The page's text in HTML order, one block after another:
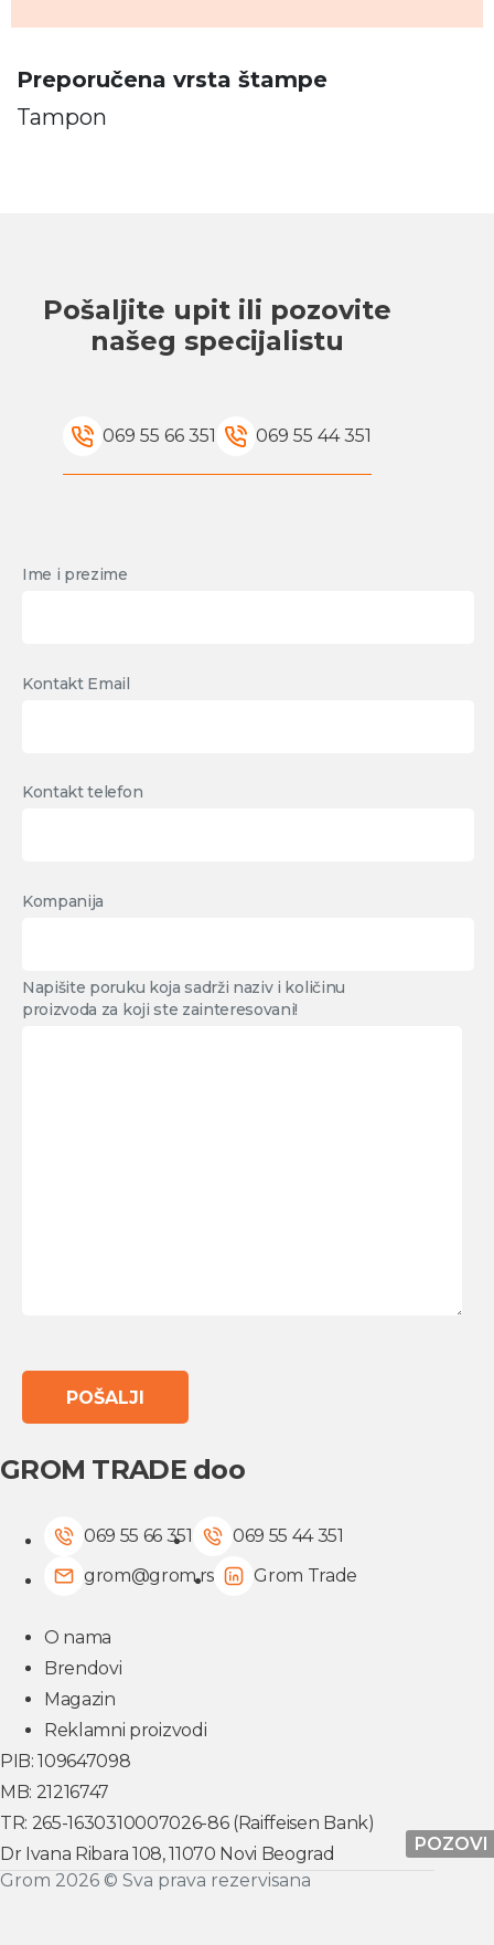
Preporučena vrsta štampe
Tampon
Pošaljite upit ili pozovite
našeg specijalistu
069 55 66 351 069 55 44 351
Ime i prezime
Kontakt Email
Kontakt telefon
Kompanija
Napišite poruku koja sadrži naziv i količinu
proizvoda za koji ste zainteresovani!
GROM TRADE doo
069 55 66 351
069 55 44 351
grom@grom.rs
Grom Trade
O nama
Brendovi
Magazin
Reklamni proizvodi
PIB: 109647098
MB: 21216747
TR: 265-1630310007026-86 (Raiffeisen Bank)
Dr Ivana Ribara 108, 11070 Novi Beograd
Grom 2026 © Sva prava rezervisana
POZOVI